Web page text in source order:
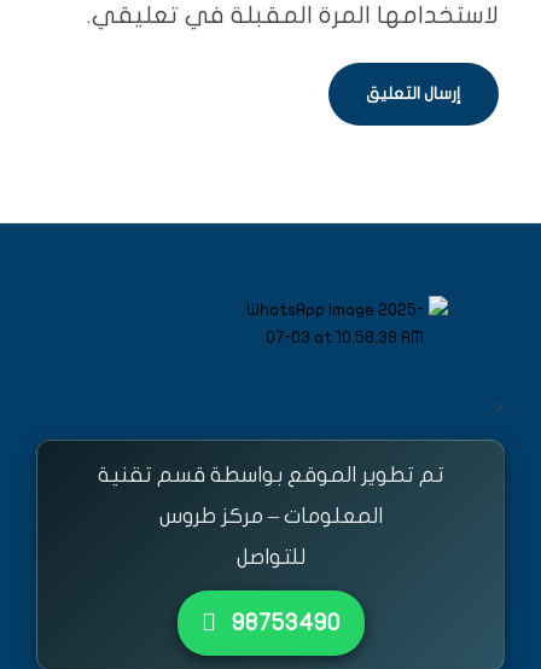
لاستخدامها المرة المقبلة في تعليقي.
<
تم تطوير الموقع بواسطة قسم تقنية
المعلومات – مركز طروس
للتواصل
٩٨٧٥٣٤٩٠